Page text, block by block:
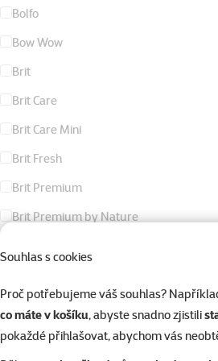
Souhlas s cookies
Proč potřebujeme váš souhlas?
co máte v košíku, abyste snadno zjistili
pokaždé přihlašovat, abychom vás
Bolfo
Bow Wow
Brit
Brit Care
Brit Care Mini
Brit Fresh
Brit Premium
Brit Premium by Nature
Carnilove
Catit